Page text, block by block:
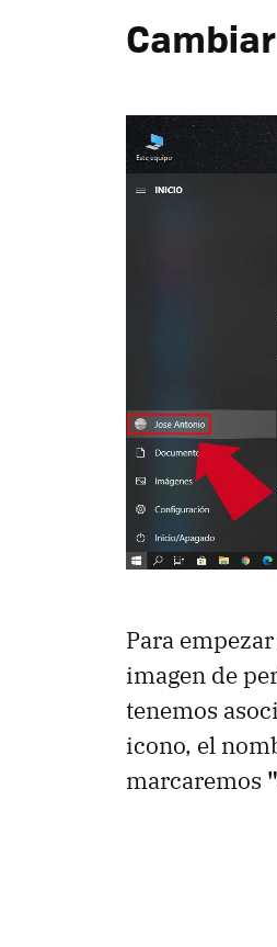
Para
imagen de
tenemos
icono, el
marcaremos